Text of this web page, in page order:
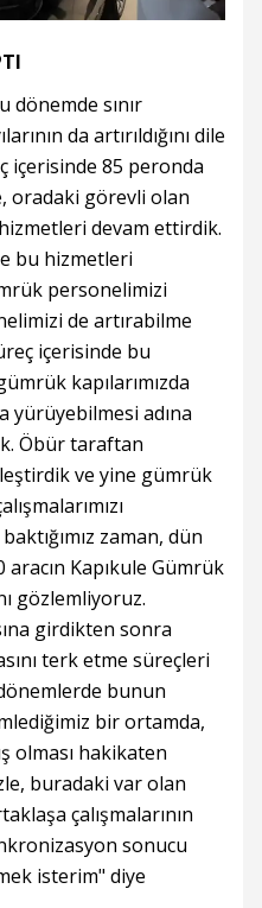
sınır
da artırıldığını dile
içerisinde 85 peronda
oradaki görevli olan
devam ettirdik.
bu hizmetleri
personelimizi
de artırabilme
içerisinde bu
kapılarımızda
yürüyebilmesi adına
Öbür taraftan
ve yine gümrük
zaman, dün
aracın Kapıkule Gümrük
gözlemliyoruz.
girdikten sonra
terk etme süreçleri
bunun
bir ortamda,
olması hakikaten
buradaki var olan
çalışmalarının
sonucu
isterim" diye